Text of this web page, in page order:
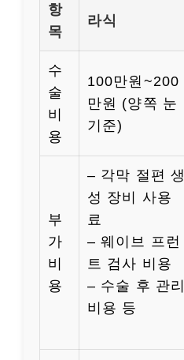
항
목
라식
수
술
비
용
100만원~200
만원 (양쪽 눈
기준)
부
가
비
용
– 각막 절편 생
성 장비 사용
료
– 웨이브 프런
트 검사 비용
– 수술 후 관리
비용 등